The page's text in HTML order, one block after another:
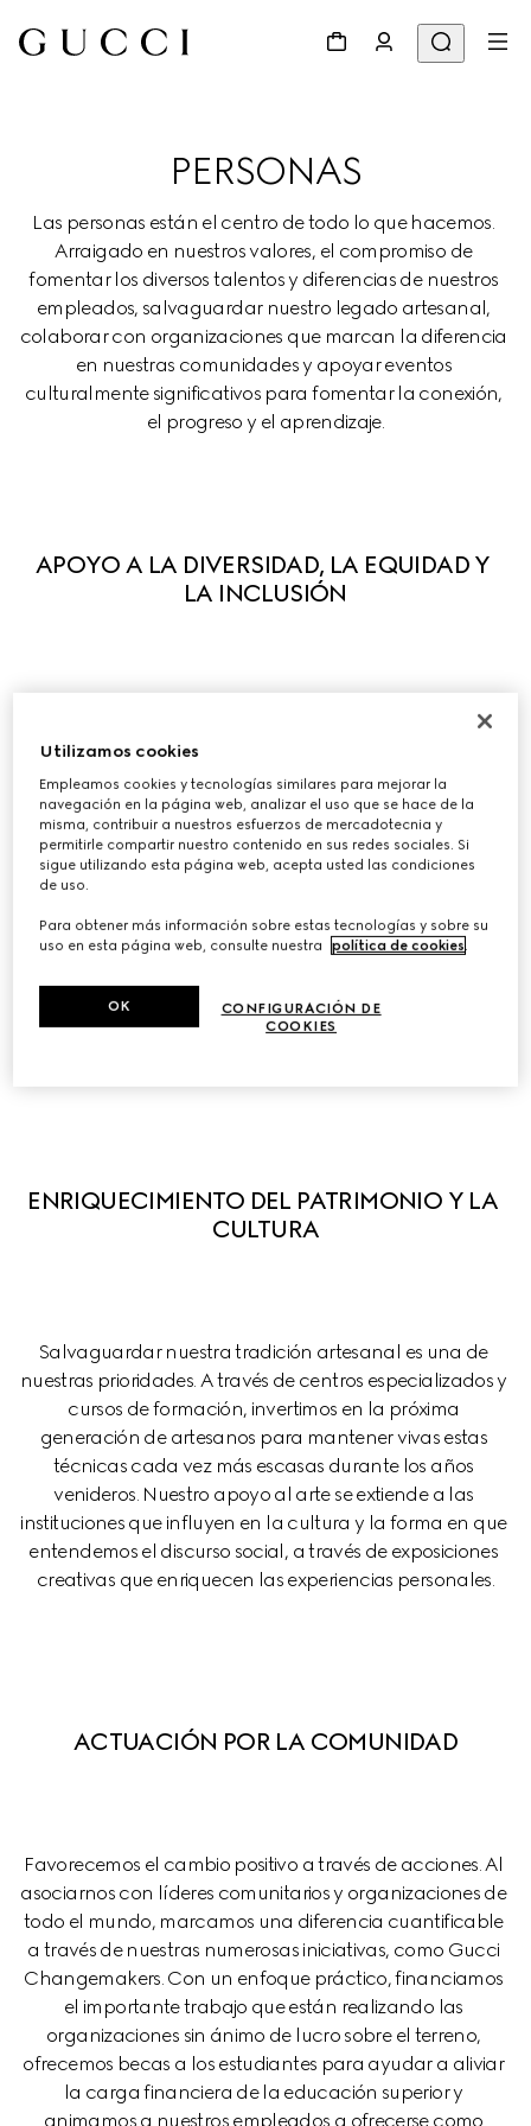
PERSONAS
Las personas están el centro de todo lo que hacemos.
Arraigado en nuestros valores, el compromiso de
fomentar los diversos talentos y diferencias de nuestros
empleados, salvaguardar nuestro legado artesanal,
colaborar con organizaciones que marcan la diferencia
en nuestras comunidades y apoyar eventos
culturalmente significativos para fomentar la conexión,
el progreso y el aprendizaje.
APOYO A LA DIVERSIDAD, LA EQUIDAD Y
LA INCLUSIÓN
Guiados por nuestros principios, apoyamos activamente
la diversidad en todas sus formas para que cada
persona pueda expresar plenamente sus cualidades
únicas. Creemos que lo que nos hace diferentes estimula
la creatividad y la innovación. Hemos puesto en marcha
una serie de iniciativas para fomentar la equidad y la
inclusión en el entorno laboral, y colaboramos con
organizaciones líderes para ayudar a influir en el
cambio sistémico, tanto en nuestro sector como en otros
ENRIQUECIMIENTO DEL PATRIMONIO Y LA
CULTURA
Salvaguardar nuestra tradición artesanal es una de
nuestras prioridades. A través de centros especializados y
cursos de formación, invertimos en la próxima
generación de artesanos para mantener vivas estas
técnicas cada vez más escasas durante los años
venideros. Nuestro apoyo al arte se extiende a las
instituciones que influyen en la cultura y la forma en que
entendemos el discurso social, a través de exposiciones
creativas que enriquecen las experiencias personales.
ACTUACIÓN POR LA COMUNIDAD
Favorecemos el cambio positivo a través de acciones. Al
asociarnos con líderes comunitarios y organizaciones de
todo el mundo, marcamos una diferencia cuantificable
a través de nuestras numerosas iniciativas, como Gucci
Changemakers. Con un enfoque práctico, financiamos
el importante trabajo que están realizando las
organizaciones sin ánimo de lucro sobre el terreno,
ofrecemos becas a los estudiantes para ayudar a aliviar
la carga financiera de la educación superior y
animamos a nuestros empleados a ofrecerse como
Utilizamos cookies
Empleamos cookies y tecnologías similares para mejorar la
navegación en la página web, analizar el uso que se hace de la
misma, contribuir a nuestros esfuerzos de mercadotecnia y
permitirle compartir nuestro contenido en sus redes sociales. Si
sigue utilizando esta página web, acepta usted las condiciones
de uso.
Para obtener más información sobre estas tecnologías y sobre su
uso en esta página web, consulte nuestra
política de cookies.
CONFIGURACIÓN DE
COOKIES
OK